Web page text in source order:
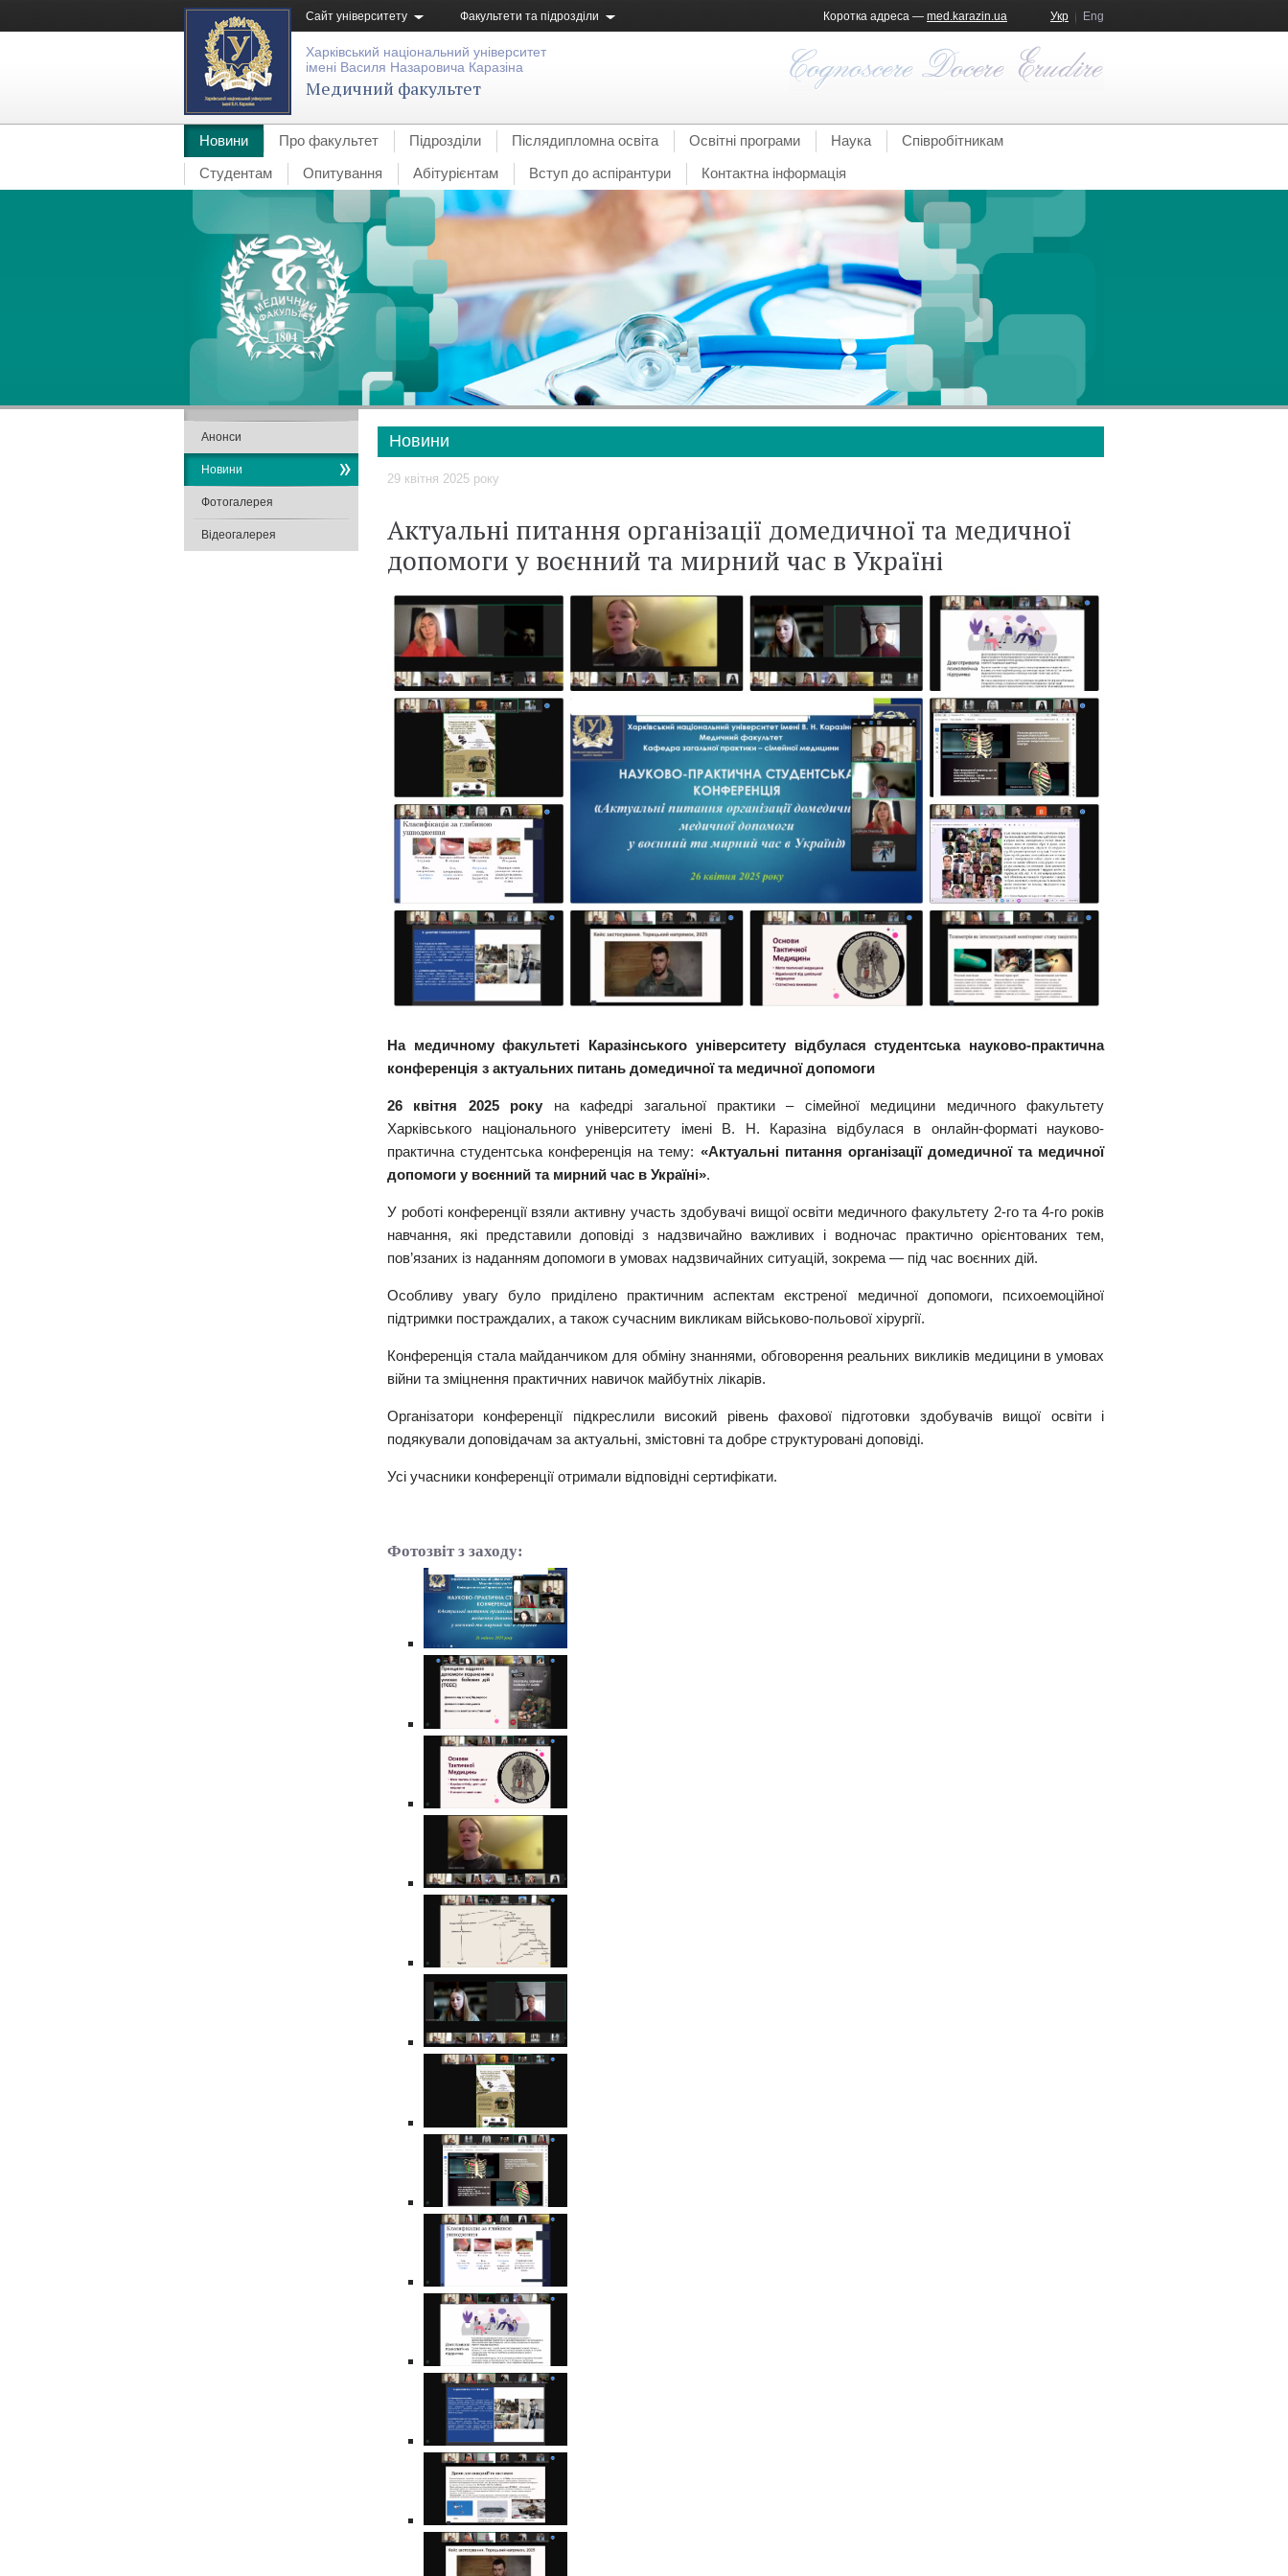
Сайт університету Факультети та підрозділи Укр Eng
Коротка адреса — med.karazin.ua
Харківський національний університет
імені Василя Назаровича Каразіна
Медичний факультет
Новини Про факультет Підрозділи Післядипломна освіта Освітні програми Наука
Співробітникам
Студентам
Опитування Абітурієнтам Вступ до аспірантури Контактна інформація
Новини
29 квітня 2025 року
Актуальні питання організації домедичної та медичної
допомоги у воєнний та мирний час в Україні
На медичному факультеті Каразінського університету відбулася студентська науково-практична
конференція з актуальних питань домедичної та медичної допомоги
26 квітня 2025 року на кафедрі загальної практики – сімейної медицини медичного факультету
Харківського національного університету імені В. Н. Каразіна відбулася в онлайн-форматі науково-
практична студентська конференція на тему: «Актуальні питання організації домедичної та медичної
допомоги у воєнний та мирний час в Україні».
У роботі конференції взяли активну участь здобувачі вищої освіти медичного факультету 2-го та 4-го років
навчання, які представили доповіді з надзвичайно важливих і водночас практично орієнтованих тем,
пов’язаних із наданням допомоги в умовах надзвичайних ситуацій, зокрема — під час воєнних дій.
Особливу увагу було приділено практичним аспектам екстреної медичної допомоги, психоемоційної
підтримки постраждалих, а також сучасним викликам військово-польової хірургії.
Конференція стала майданчиком для обміну знаннями, обговорення реальних викликів медицини в умовах
війни та зміцнення практичних навичок майбутніх лікарів.
Організатори конференції підкреслили високий рівень фахової підготовки здобувачів вищої освіти і
подякували доповідачам за актуальні, змістовні та добре структуровані доповіді.
Усі учасники конференції отримали відповідні сертифікати.
Фотозвіт з заходу:
Анонси
Новини
Фотогалерея
Відеогалерея